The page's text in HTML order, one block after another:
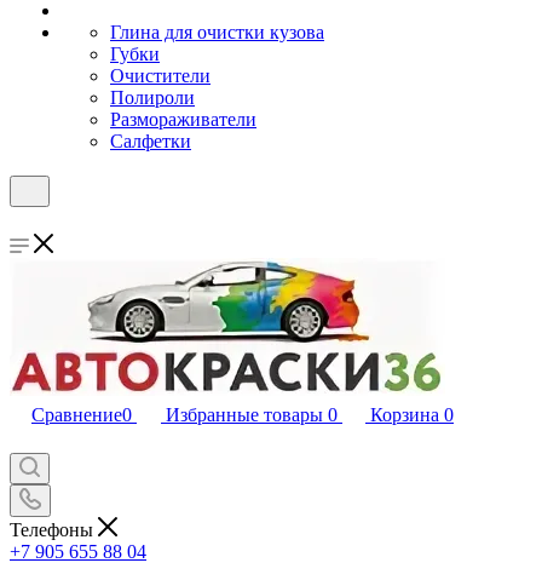
Глина для очистки кузова
Губки
Очистители
Полироли
Размораживатели
Салфетки
Сравнение0 Избранные товары 0 Корзина 0
Телефоны
+7 905 655 88 04